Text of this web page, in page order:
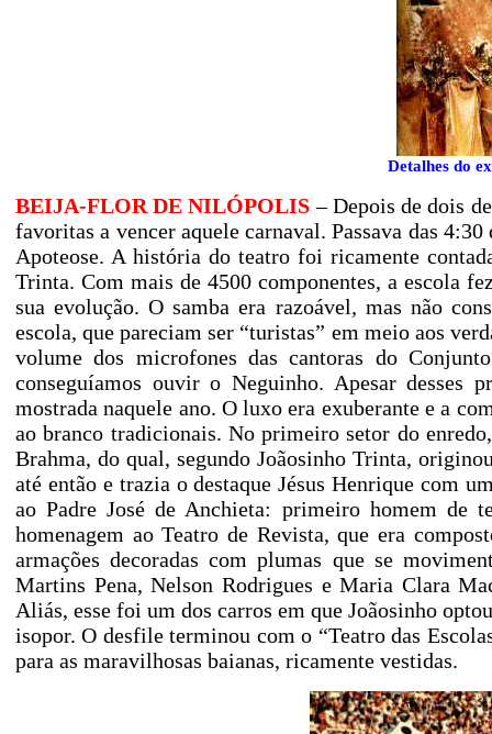
Detalhes do
BEIJA-FLOR DE NILÓPOLIS – Depois de dois
favoritas a vencer aquele carnaval. Passava das
Apoteose. A história do teatro foi ricamente
Trinta. Com mais de 4500 componentes, a escola
sua evolução. O samba era razoável, mas não
escola, que pareciam ser “turistas” em meio aos
volume dos microfones das cantoras do
conseguíamos ouvir o Neguinho. Apesar desses
mostrada naquele ano. O luxo era exuberante e a
ao branco tradicionais. No primeiro setor do
Brahma, do qual, segundo Joãosinho Trinta,
até então e trazia o destaque Jésus Henrique com
ao Padre José de Anchieta: primeiro homem de
homenagem ao Teatro de Revista, que era
armações decoradas com plumas que se
Martins Pena, Nelson Rodrigues e Maria Clara
Aliás, esse foi um dos carros em que Joãosinho
isopor. O desfile terminou com o “Teatro das
para as maravilhosas baianas, ricamente vestidas.